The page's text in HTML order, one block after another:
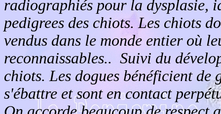
radiographiés pour la dysplasie,
pedigrees des chiots. Les chiots
vendus dans le monde entier où
reconnaissables.. Suivi du
chiots. Les dogues bénéficient de
s'ébattre et sont en contact